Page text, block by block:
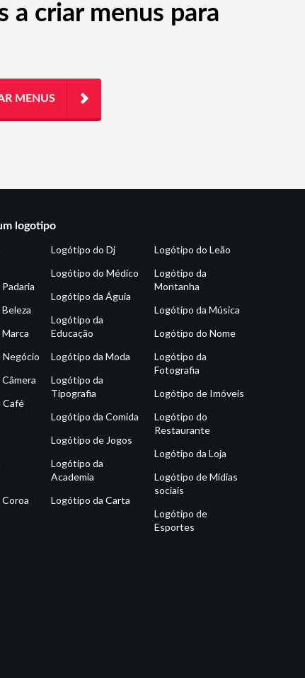
a criar menus para
MENUS
logotipo
Café
Logótipo do Dj
Logótipo do Médico
Logótipo da Águia
Logótipo da
Educação
Logótipo da Moda
Logótipo da
Tipografia
Logótipo da Comida
Logótipo de Jogos
Logótipo da
Academia
Logótipo da Carta
Logótipo do Leão
Logótipo da
Montanha
Logótipo da Música
Logótipo do Nome
Logótipo da
Fotografia
Logótipo de Imóveis
Logótipo do
Restaurante
Logótipo da Loja
Logótipo de Mídias
sociais
Logótipo de
Esportes